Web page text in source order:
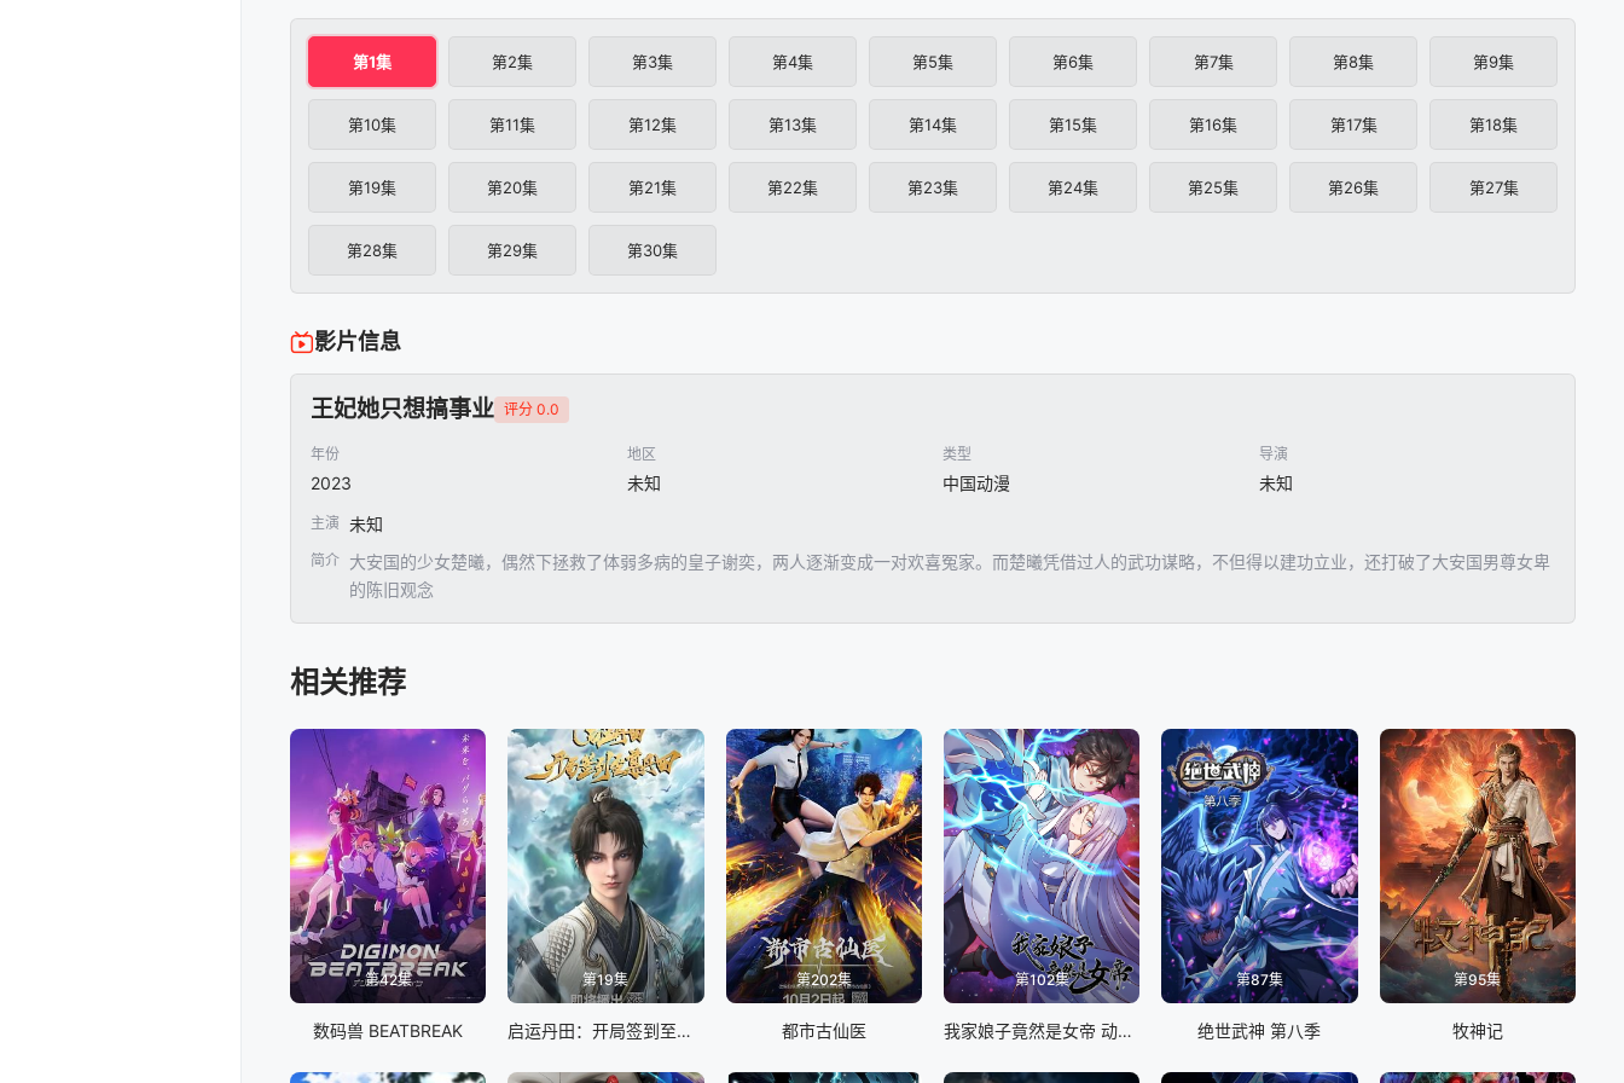
第1集 第2集 第3集 第4集 第5集 第6集 第7集 第8集 第9集
第10集 第11集 第12集 第13集 第14集 第15集 第16集 第17集 第18集
第19集 第20集 第21集 第22集 第23集 第24集 第25集 第26集 第27集
第28集 第29集 第30集
影片信息
王妃她只想搞事业 评分 0.0
年份
2023
地区
未知
类型
中国动漫
导演
未知
主演 未知
简介 大安国的少女楚曦，偶然下拯救了体弱多病的皇子谢奕，两人逐渐变成一对欢喜冤家。而楚曦凭借过人的武功谋略，不但得以建功立业，还打破了大安国男尊女卑
的陈旧观念
相关推荐
第42集
数码兽 BEATBREAK
第19集
启运丹田：开局签到至尊丹田
第202集
都市古仙医
第102集
我家娘子竟然是女帝 动态漫画
第87集
绝世武神 第八季
第95集
牧神记